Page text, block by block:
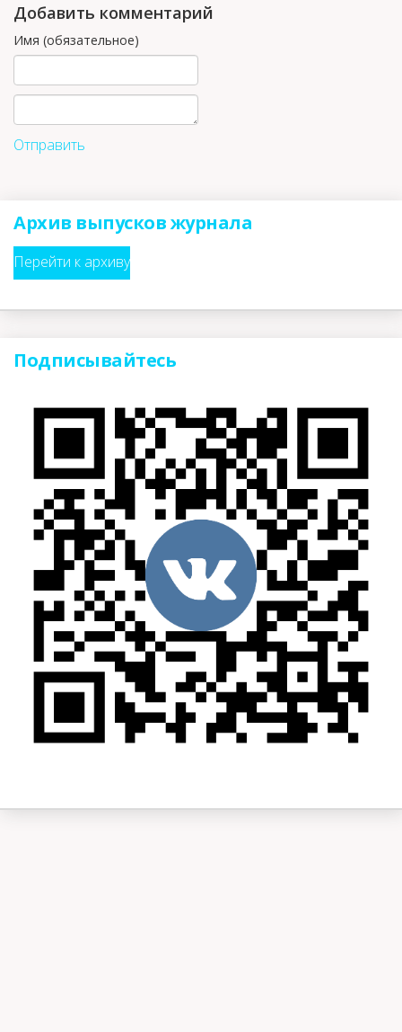
Добавить комментарий
Имя (обязательное)
Отправить
Архив выпусков журнала
Перейти к архиву
Подписывайтесь